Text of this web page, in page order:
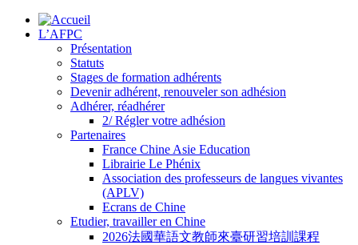
L’AFPC
Présentation
Statuts
Stages de formation adhérents
Devenir adhérent, renouveler son adhésion
Adhérer, réadhérer
2/ Régler votre adhésion
Partenaires
France Chine Asie Education
Librairie Le Phénix
Association des professeurs de langues vivantes
(APLV)
Ecrans de Chine
Etudier, travailler en Chine
2026法國華語文教師來臺研習培訓課程